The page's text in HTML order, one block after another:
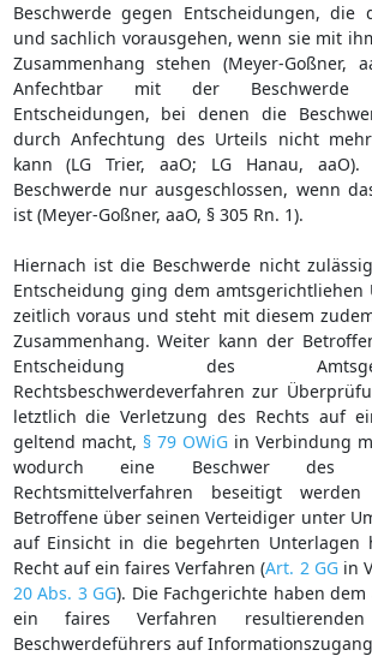
Beschwerde gegen Entscheidungen, die
und sachlich vorausgehen, wenn sie mit
Zusammenhang stehen (Meyer-Goßner,
Anfechtbar mit der Beschwerde
Entscheidungen, bei denen die
durch Anfechtung des Urteils nicht
kann (LG Trier, aaO; LG Hanau,
Beschwerde nur ausgeschlossen, wenn
ist (Meyer-Goßner, aaO, § 305 Rn. 1).
Hiernach ist die Beschwerde nicht
Entscheidung ging dem amtsgerichtliehen
zeitlich voraus und steht mit diesem
Zusammenhang. Weiter kann der
Entscheidung des
Rechtsbeschwerdeverfahren zur
letztlich die Verletzung des Rechts auf
geltend macht, § 79 OWiGin Verbindung
wodurch eine Beschwer des
Rechtsmittelverfahren beseitigt
Betroffene über seinen Verteidiger unter
auf Einsicht in die begehrten Unterlagen
Recht auf ein faires Verfahren (Art. 2 GGin
20 Abs. 3 GG). Die Fachgerichte haben
ein faires Verfahren
Beschwerdeführers auf